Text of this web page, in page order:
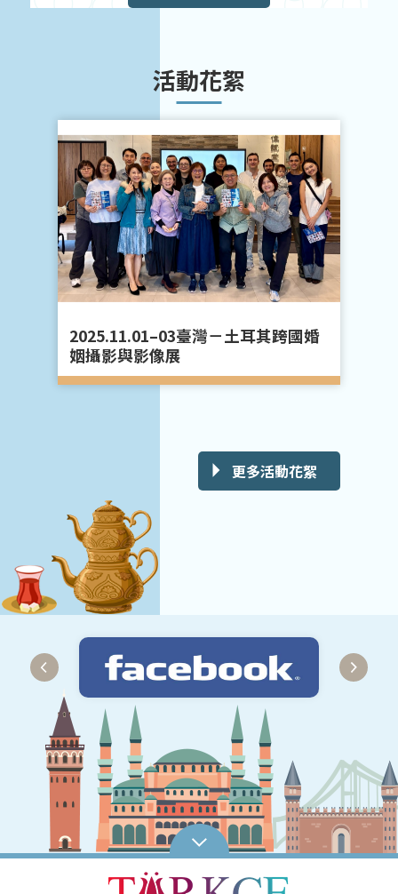
活動花絮
2025.11.01–03臺灣－土耳其跨國婚
姻攝影與影像展
更多活動花絮